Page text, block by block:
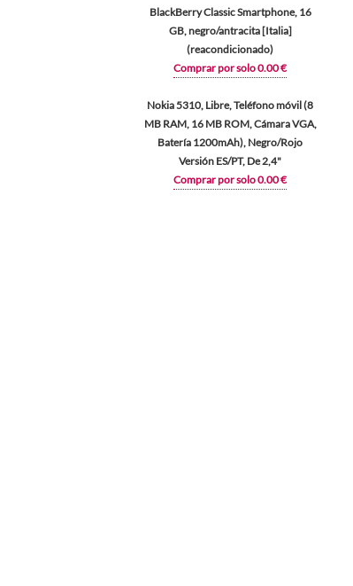
BlackBerry Classic Smartphone, 16
GB, negro/antracita [Italia]
(reacondicionado)
Comprar por solo 0.00 €
Nokia 5310, Libre, Teléfono móvil (8
MB RAM, 16 MB ROM, Cámara VGA,
Batería 1200mAh), Negro/Rojo
Versión ES/PT, De 2,4"
Comprar por solo 0.00 €